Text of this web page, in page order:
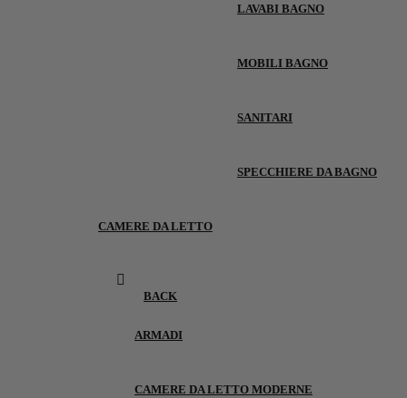
LAVABI BAGNO
MOBILI BAGNO
SANITARI
SPECCHIERE DA BAGNO
CAMERE DA LETTO
BACK
ARMADI
CAMERE DA LETTO MODERNE